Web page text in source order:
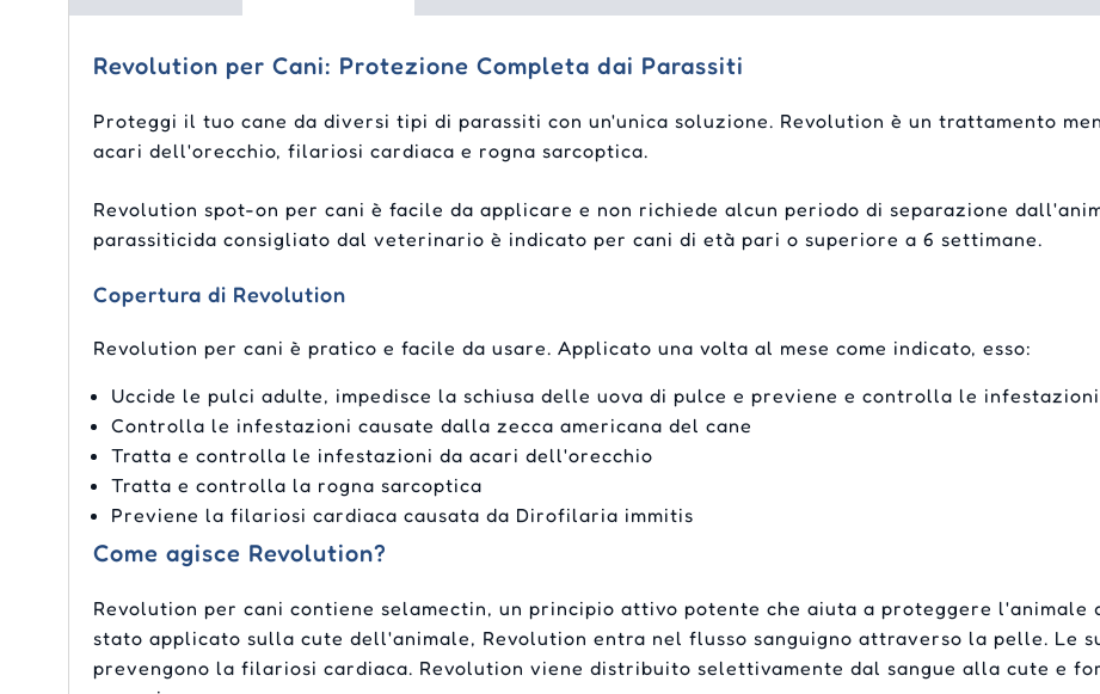
Revolution per Cani: Protezione Completa dai Parassiti
Proteggi il tuo cane da diversi tipi di parassiti con un'unica soluzione. Revolution è un trattamento
acari dell'orecchio, filariosi cardiaca e rogna sarcoptica.
Revolution spot-on per cani è facile da applicare e non richiede alcun periodo di separazione
parassiticida consigliato dal veterinario è indicato per cani di età pari o superiore a 6 settimane.
Copertura di Revolution
Revolution per cani è pratico e facile da usare. Applicato una volta al mese come indicato, esso:
Uccide le pulci adulte, impedisce la schiusa delle uova di pulce e previene e controlla le
Controlla le infestazioni causate dalla zecca americana del cane
Tratta e controlla le infestazioni da acari dell'orecchio
Tratta e controlla la rogna sarcoptica
Previene la filariosi cardiaca causata da Dirofilaria immitis
Come agisce Revolution?
Revolution per cani contiene selamectin, un principio attivo potente che aiuta a proteggere l'animale
stato applicato sulla cute dell'animale, Revolution entra nel flusso sanguigno attraverso la pelle. Le
prevengono la filariosi cardiaca. Revolution viene distribuito selettivamente dal sangue alla cute e